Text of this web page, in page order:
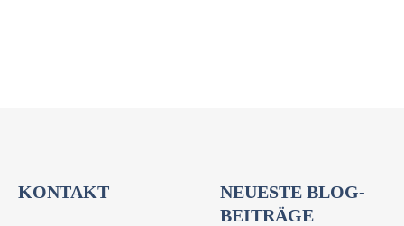
KONTAKT
NEUESTE BLOG-
BEITRÄGE